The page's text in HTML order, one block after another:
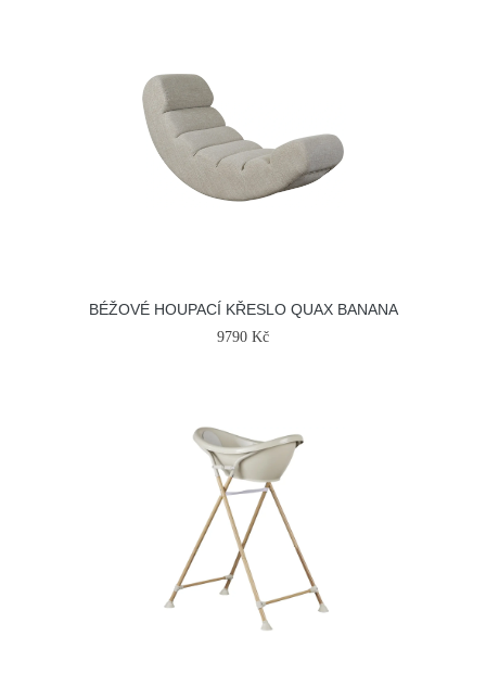
BÉŽOVÉ HOUPACÍ KŘESLO QUAX BANANA
9790 Kč